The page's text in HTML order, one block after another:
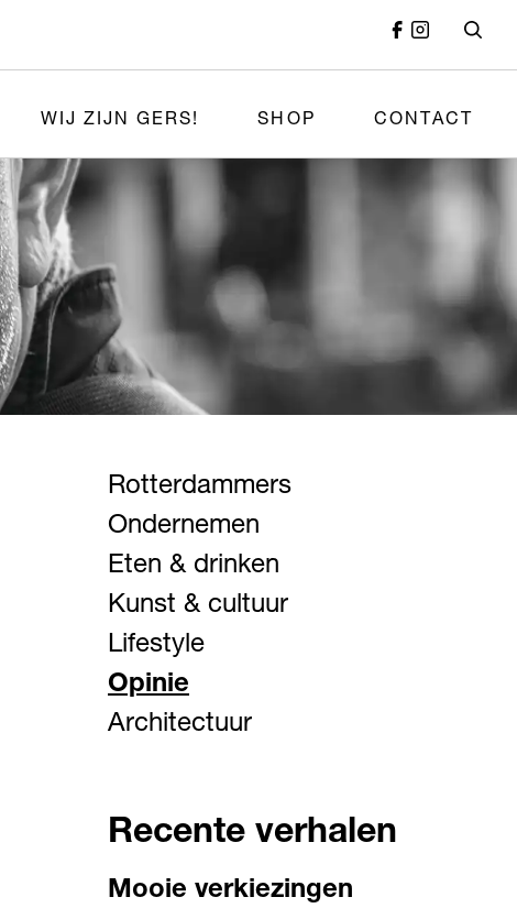
WIJ ZIJN GERS! SHOP CONTACT
Rotterdammers
Ondernemen
Eten & drinken
Kunst & cultuur
Lifestyle
Opinie
Architectuur
Recente verhalen
Mooie verkiezingen